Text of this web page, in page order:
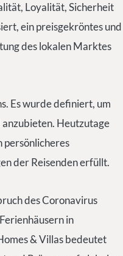
Loyalität, Sicherheit
ein preisgekröntes und
des lokalen Marktes
Es wurde definiert, um
Heutzutage
persönlicheres
der Reisenden erfüllt.
des Coronavirus
in
& Villas bedeutet